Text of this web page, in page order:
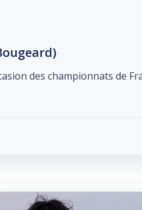
des championnats de